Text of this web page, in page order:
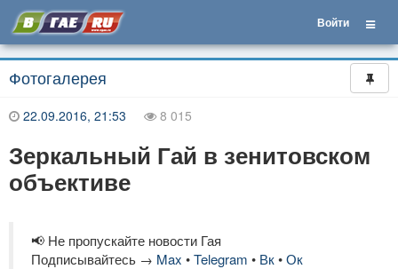
Войти
Фотогалерея
22.09.2016, 21:53 8 015
Зеркальный Гай в зенитовском
объективе
📢 Не пропускайте новости Гая
Подписывайтесь → Max •Telegram • Вк•Ок